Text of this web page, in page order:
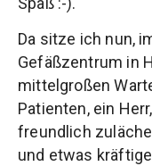
Da sitze ich nun,
Gefäßzentrum in
mittelgroßen
Patienten, ein
freundlich
und etwas